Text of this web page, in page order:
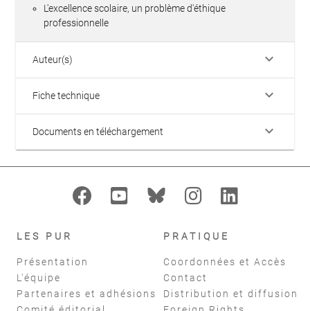
L'excellence scolaire, un problème d'éthique
professionnelle
Auteur(s) keyboard_arrow_down
Fiche technique keyboard_arrow_down
Documents en téléchargement keyboard_arrow_down
LES PUR
Présentation
L'équipe
Partenaires et adhésions
PRATIQUE
Coordonnées et Accès
Contact
Distribution et diffusion